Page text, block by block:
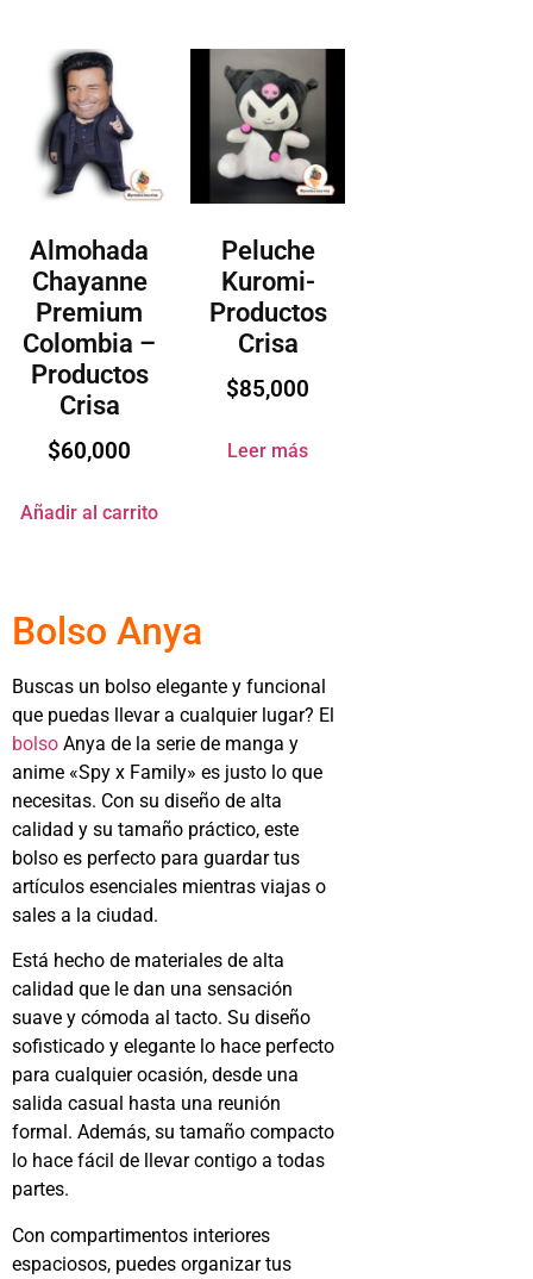
Almohada
Chayanne
Premium
Colombia –
Productos
Crisa
$60,000
Añadir al carrito
Peluche
Kuromi-
Productos
Crisa
$85,000
Leer más
Bolso Anya
Buscas un bolso elegante y funcional
que puedas llevar a cualquier lugar? El
bolso Anya de la serie de manga y
anime «Spy x Family» es justo lo que
necesitas. Con su diseño de alta
calidad y su tamaño práctico, este
bolso es perfecto para guardar tus
artículos esenciales mientras viajas o
sales a la ciudad.
Está hecho de materiales de alta
calidad que le dan una sensación
suave y cómoda al tacto. Su diseño
sofisticado y elegante lo hace perfecto
para cualquier ocasión, desde una
salida casual hasta una reunión
formal. Además, su tamaño compacto
lo hace fácil de llevar contigo a todas
partes.
Con compartimentos interiores
espaciosos, puedes organizar tus